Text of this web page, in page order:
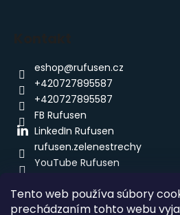
Tento web používa súbory
prechádzaním tohto webu
eshop@rufusen.cz
+420727895587
+420727895587
FB Rufusen
LinkedIn Rufusen
rufusen.zelenestrechy
YouTube Rufusen